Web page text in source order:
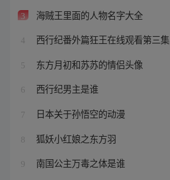
3 海贼王里面的人物名字大全
4 西行纪番外篇狂王在线观看第三集
5 东方月初和苏苏的情侣头像
6 西行纪男主是谁
7 日本关于孙悟空的动漫
8 狐妖小红娘之东方羽
9 南国公主万毒之体是谁